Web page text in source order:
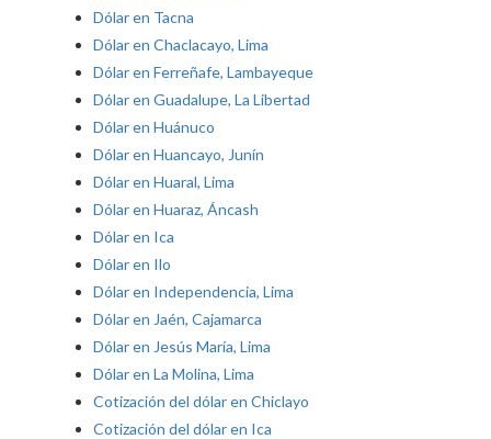
Dólar en Tacna
Dólar en Chaclacayo, Lima
Dólar en Ferreñafe, Lambayeque
Dólar en Guadalupe, La Libertad
Dólar en Huánuco
Dólar en Huancayo, Junín
Dólar en Huaral, Lima
Dólar en Huaraz, Áncash
Dólar en Ica
Dólar en Ilo
Dólar en Independencia, Lima
Dólar en Jaén, Cajamarca
Dólar en Jesús María, Lima
Dólar en La Molina, Lima
Cotización del dólar en Chiclayo
Cotización del dólar en Ica